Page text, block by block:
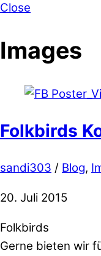
Close
Images
Folkbirds
sandi303 / Blog,
20. Juli 2015
Folkbirds
Gerne bieten wir